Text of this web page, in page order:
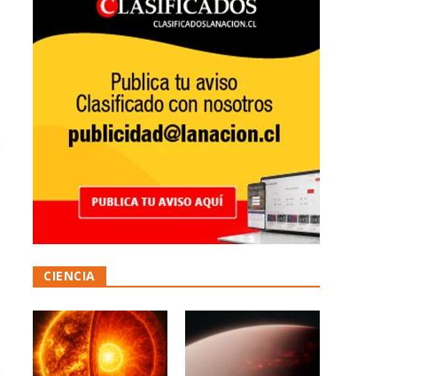
CIENCIA